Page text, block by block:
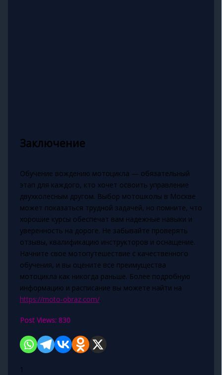
Заключение
Обучение вождению мотоцикла — обязательный
этап для каждого, кто хочет освоить управление
двухколесным другом. Выбор мотошколы в Москве
может показаться трудной задачей, но помните, что
хорошие курсы обеспечат вам надежные навыки и
уверенность на дороге. Не забывайте проверять
отзывы, квалификацию инструкторов и оснащение.
Начните свое мотопутешествие с качественного
обучения, и вы оцените все преимущества
мотоцикла как никогда раньше. Более подробную
информацию и расписание вы можете найти на
https://moto-obraz.com/.
Post Views: 830
1